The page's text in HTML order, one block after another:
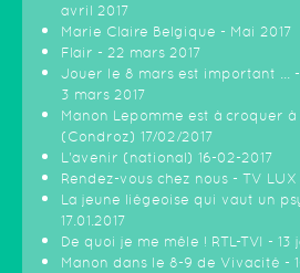
avril 2017
Marie Claire Belgique - Mai 2017
Flair - 22 mars 2017
Jouer le 8 mars est important ...
3 mars 2017
Manon Lepomme est à croquer
(Condroz) 17/02/2017
L'avenir (national) 16-02-2017
Rendez-vous chez nous - TV LUX
La jeune liégeoise qui vaut un
17.01.2017
De quoi je me mêle ! RTL-TVI - 13
Manon dans le 8-9 de Vivacité -